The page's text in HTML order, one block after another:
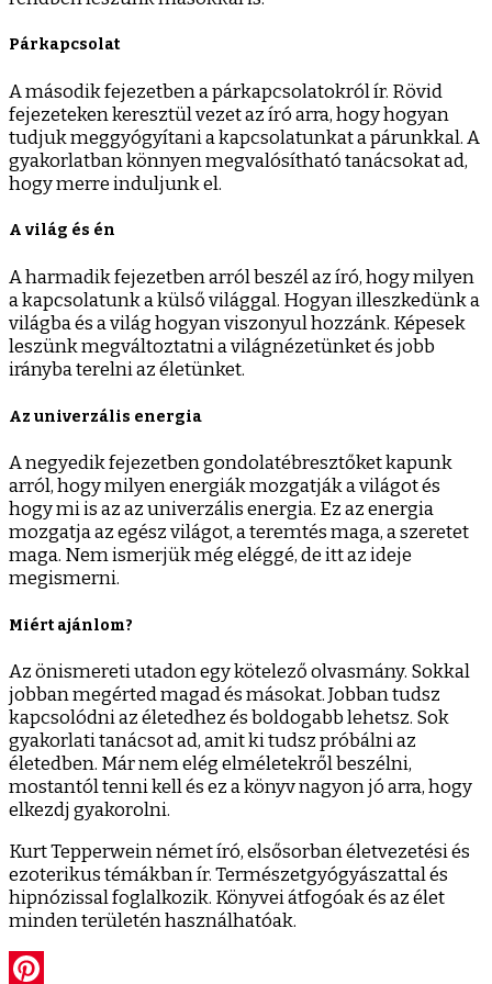
Párkapcsolat
A második fejezetben a párkapcsolatokról ír. Rövid
fejezeteken keresztül vezet az író arra, hogy hogyan
tudjuk meggyógyítani a kapcsolatunkat a párunkkal. A
gyakorlatban könnyen megvalósítható tanácsokat ad,
hogy merre induljunk el.
A világ és én
A harmadik fejezetben arról beszél az író, hogy milyen
a kapcsolatunk a külső világgal. Hogyan illeszkedünk a
világba és a világ hogyan viszonyul hozzánk. Képesek
leszünk megváltoztatni a világnézetünket és jobb
irányba terelni az életünket.
Az univerzális energia
A negyedik fejezetben gondolatébresztőket kapunk
arról, hogy milyen energiák mozgatják a világot és
hogy mi is az az univerzális energia. Ez az energia
mozgatja az egész világot, a teremtés maga, a szeretet
maga. Nem ismerjük még eléggé, de itt az ideje
megismerni.
Miért ajánlom?
Az önismereti utadon egy kötelező olvasmány. Sokkal
jobban megérted magad és másokat. Jobban tudsz
kapcsolódni az életedhez és boldogabb lehetsz. Sok
gyakorlati tanácsot ad, amit ki tudsz próbálni az
életedben. Már nem elég elméletekről beszélni,
mostantól tenni kell és ez a könyv nagyon jó arra, hogy
elkezdj gyakorolni.
Kurt Tepperwein német író, elsősorban életvezetési és
ezoterikus témákban ír. Természetgyógyászattal és
hipnózissal foglalkozik. Könyvei átfogóak és az élet
minden területén használhatóak.